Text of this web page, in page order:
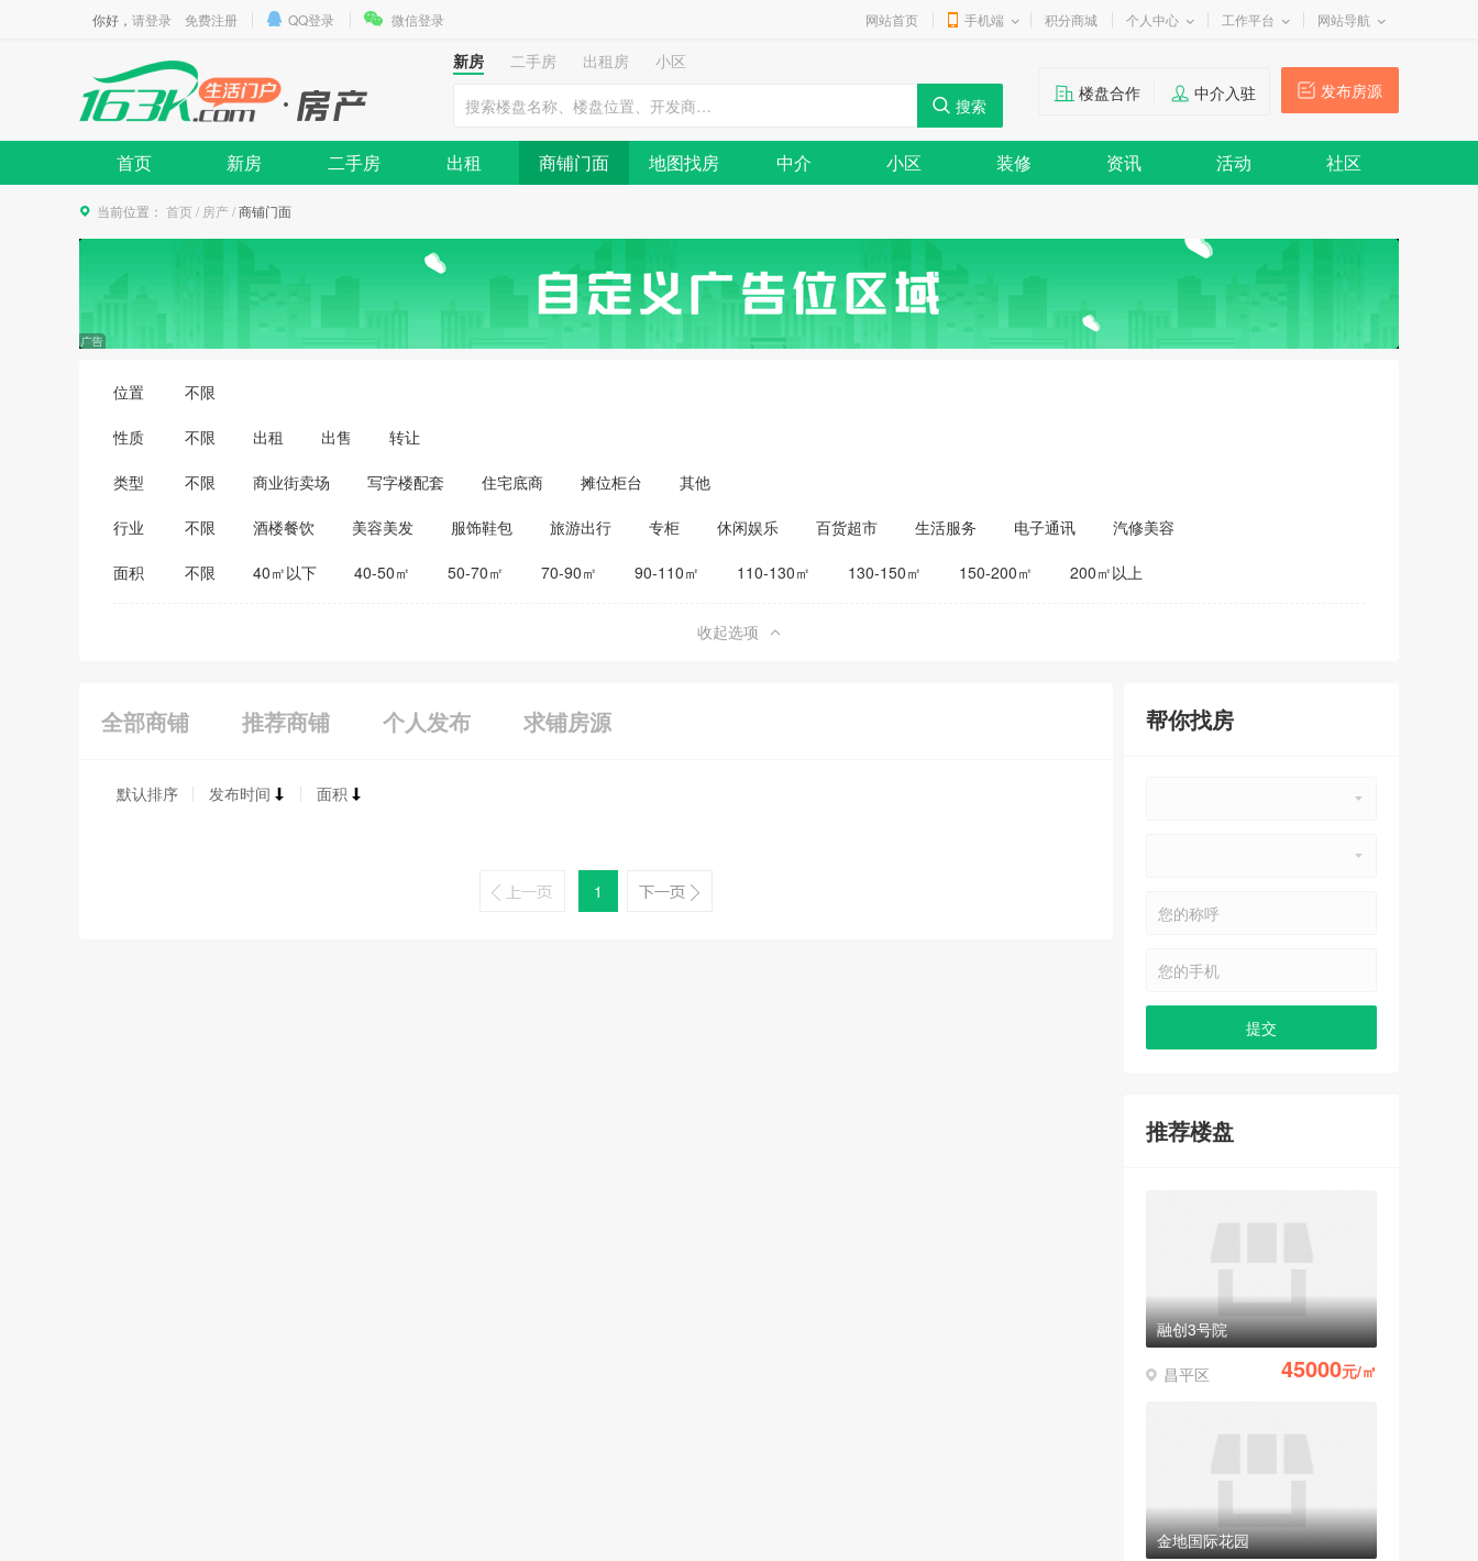
你好， 请登录 免费注册 QQ登录 微信登录 网站首页 手机端 积分商城 个人中心 工作平台 网站导航
新房 二手房 出租房
小区
发布房源
楼盘合作 中介入驻
首页 新房 二手房 出租 商铺门面 地图找房 中介 小区 装修 资讯 活动 社区
当前位置： 首页 / 房产/商铺门面
位置 不限
性质 不限 出租 出售 转让
类型 不限 商业街卖场 写字楼配套 住宅底商 摊位柜台 其他
行业 不限 酒楼餐饮 美容美发 服饰鞋包 旅游出行 专柜 休闲娱乐 百货超市 生活服务 电子通讯
汽修美容
医药保健
家居建材
面积 不限 40㎡以下 40-50㎡ 50-70㎡ 70-90㎡ 90-110㎡ 110-130㎡ 130-150㎡ 150-200㎡ 200㎡以上
收起选项
全部商铺 推荐商铺 个人发布 求铺房源
默认排序 发布时间 面积
1
帮你找房
推荐楼盘
融创3号院
昌平区 45000元/㎡
金地国际花园